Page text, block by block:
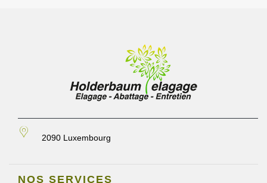
2090 Luxembourg
NOS SERVICES